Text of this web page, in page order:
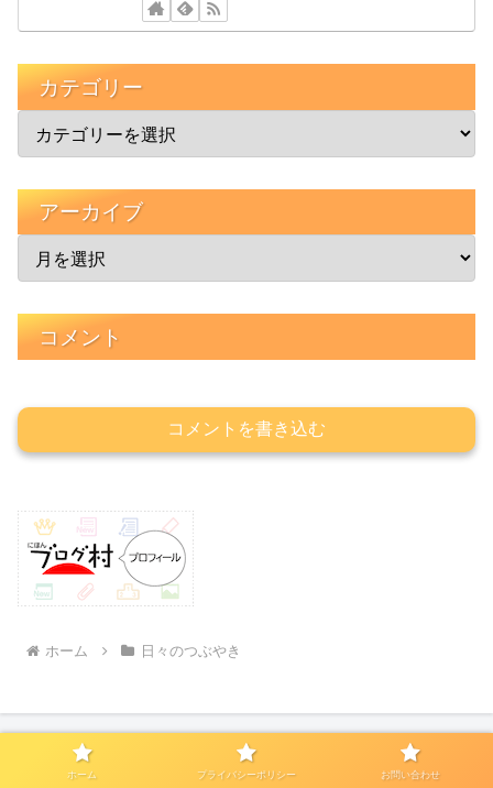
カテゴリー
アーカイブ
コメント
コメントを書き込む
ホーム 日々のつぶやき
ホーム プライバシーポリシー お問い合わせ